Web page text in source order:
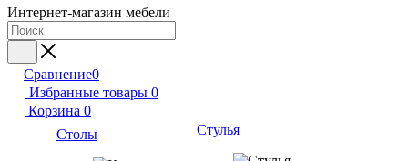
Интернет-магазин мебели
Сравнение0
Избранные товары 0
Корзина 0
Столы Стулья